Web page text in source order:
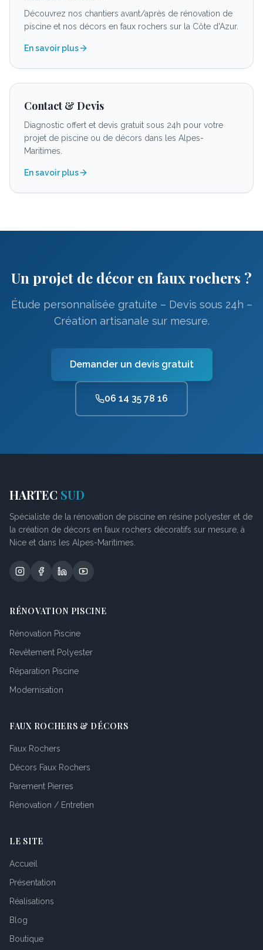
Découvrez nos chantiers avant/après de rénovation de
piscine et nos décors en faux rochers sur la Côte d'Azur.
En savoir plus
Contact & Devis
Diagnostic offert et devis gratuit sous 24h pour votre
projet de piscine ou de décors dans les Alpes-
Maritimes.
En savoir plus
Un projet de décor en faux rochers ?
Étude personnalisée gratuite – Devis sous 24h –
Création artisanale sur mesure.
Demander un devis gratuit
06 14 35 78 16
HARTEC SUD
Spécialiste de la rénovation de piscine en résine polyester et de
la création de décors en faux rochers décoratifs sur mesure, à
Nice et dans les Alpes-Maritimes.
RÉNOVATION PISCINE
Rénovation Piscine
Revêtement Polyester
Réparation Piscine
Modernisation
FAUX ROCHERS & DÉCORS
Faux Rochers
Décors Faux Rochers
Parement Pierres
Rénovation / Entretien
LE SITE
Accueil
Présentation
Réalisations
Blog
Boutique